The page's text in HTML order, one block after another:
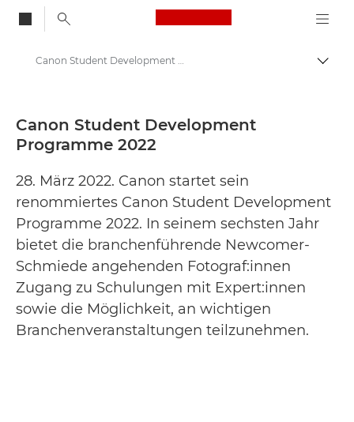
Canon Logo, back
Auf
Newsroom
Canon Student Development Programme 2022 - Canon Presse Center
Canon Student Development
Programme 2022
28. März 2022. Canon startet sein
renommiertes Canon Student Development
Programme 2022. In seinem sechsten Jahr
bietet die branchenführende Newcomer-
Schmiede angehenden Fotograf:innen
Zugang zu Schulungen mit Expert:innen
sowie die Möglichkeit, an wichtigen
Branchenveranstaltungen teilzunehmen.